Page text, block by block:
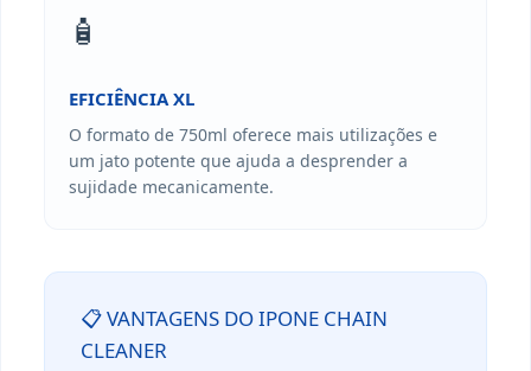
🧴
EFICIÊNCIA XL
O formato de 750ml oferece mais utilizações e
um jato potente que ajuda a desprender a
sujidade mecanicamente.
📋 VANTAGENS DO IPONE CHAIN
CLEANER